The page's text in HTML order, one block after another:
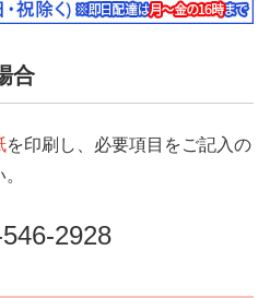
合
を印刷し、必要項目をご記入の
2928